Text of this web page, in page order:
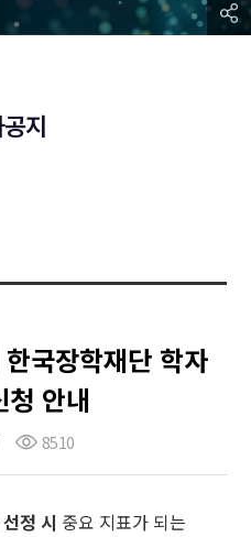
지
국장학재단 학자
안내
8510
정 시 중요 지표가 되는